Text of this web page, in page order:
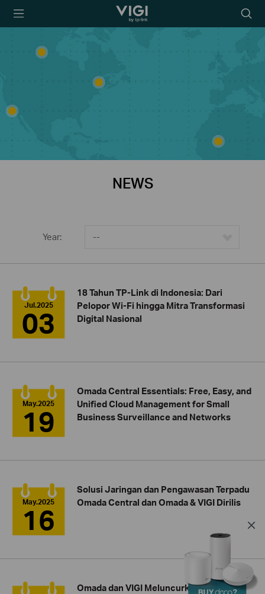
TP-Link, Reliably
icon
NEWS
Year: --
Jul.2025
03
18 Tahun TP-Link di Indonesia: Dari
Pelopor Wi-Fi hingga Mitra Transformasi
Digital Nasional
May.2025
19
Omada Central Essentials: Free, Easy, and
Unified Cloud Management for Small
Business Surveillance and Networks
May.2025
16
Solusi Jaringan dan Pengawasan Terpadu
Omada Central dan Omada & VIGI Dirilis
Omada dan VIGI Meluncurkan Terobosan